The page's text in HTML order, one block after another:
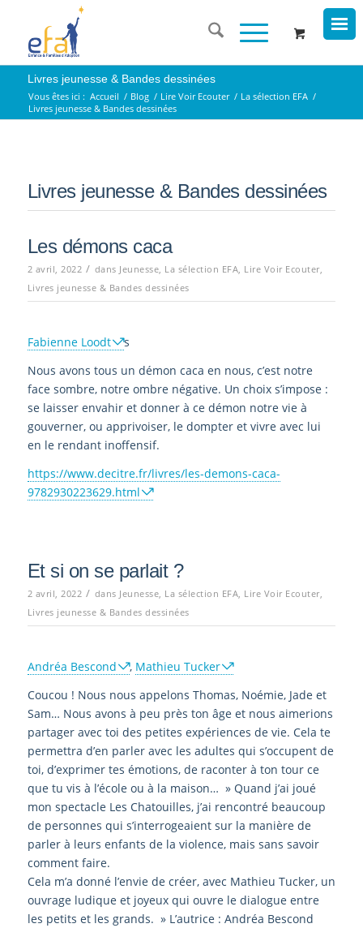
Livres jeunesse & Bandes dessinées
Vous êtes ici : Accueil / Blog / Lire Voir Ecouter / La sélection EFA /
Livres jeunesse & Bandes dessinées
Livres jeunesse & Bandes dessinées
Les démons caca
2 avril, 2022 / dans Jeunesse, La sélection EFA, Lire Voir Ecouter,
Livres jeunesse & Bandes dessinées
Fabienne Loodt
s
Nous avons tous un démon caca en nous, c’est notre
face sombre, notre ombre négative. Un choix s’impose :
se laisser envahir et donner à ce démon notre vie à
gouverner, ou apprivoiser, le dompter et vivre avec lui
en le rendant inoffensif.
https://www.decitre.fr/livres/les-demons-caca-
9782930223629.html
Et si on se parlait ?
2 avril, 2022 / dans Jeunesse La sélection EFA Lire Voir Ecouter,
Livres jeunesse & Bandes dessinées
Andréa Bescond , Mathieu Tucker
Coucou ! Nous nous appelons Thomas, Noémie, Jade et
Sam… Nous avons à peu près ton âge et nous aimerions
partager avec toi des petites expériences de vie. Cela te
permettra d’en parler avec les adultes qui s’occupent de
toi, d’exprimer tes émotions, de raconter à ton tour ce
que tu vis à l’école ou à la maison… » Quand j’ai joué
mon spectacle Les Chatouilles, j’ai rencontré beaucoup
de personnes qui s’interrogeaient sur la manière de
parler à leurs enfants de la violence, mais sans savoir
comment faire.
Cela m’a donné l’envie de créer, avec Mathieu Tucker, un
ouvrage ludique et joyeux qui ouvre le dialogue entre
les petits et les grands. » L’autrice : Andréa Bescond